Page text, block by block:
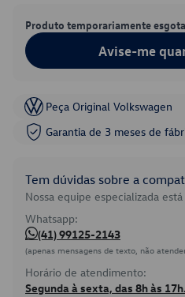
Produto temporariamente
Avise-me
Peça Original Volkswagen
Garantia de 3 meses de
Tem dúvidas sobre a
Nossa equipe especializada
Whatsapp:
(41) 99125-2143
(apenas mensagens de texto, não
Horário de atendimento:
Segunda à sexta, das 8h às 17h.